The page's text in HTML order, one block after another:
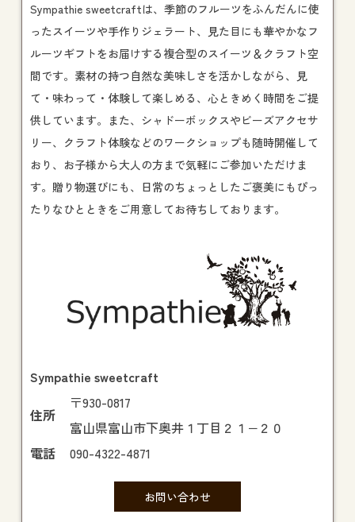
Sympathie sweetcraftは、季節のフルーツをふんだんに使
ったスイーツや手作りジェラート、見た目にも華やかなフ
ルーツギフトをお届けする複合型のスイーツ＆クラフト空
間です。素材の持つ自然な美味しさを活かしながら、見
て・味わって・体験して楽しめる、心ときめく時間をご提
供しています。また、シャドーボックスやビーズアクセサ
リー、クラフト体験などのワークショップも随時開催して
おり、お子様から大人の方まで気軽にご参加いただけま
す。贈り物選びにも、日常のちょっとしたご褒美にもぴっ
たりなひとときをご用意してお待ちしております。
Sympathie sweetcraft
住所
〒930-0817
富山県富山市下奥井１丁目２１−２０
電話
090-4322-4871
お問い合わせ